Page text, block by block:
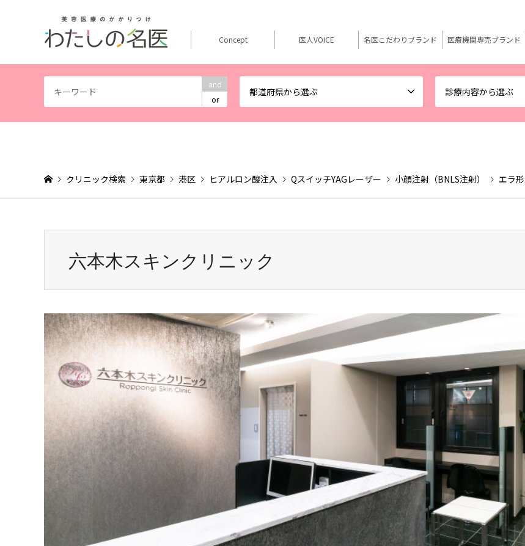
and
or
都道府県から選ぶ 診療内容から選ぶ
Concept 医人VOICE 名医こだわりブランド 医療機関専売ブランド
クリニック検索 東京都 港区 ヒアルロン酸注入 QスイッチYAGレーザー 小顔注射（BNLS注射） エラ
六本木スキンクリニック